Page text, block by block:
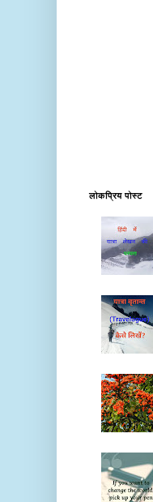
लोकप्रिय पोस्ट